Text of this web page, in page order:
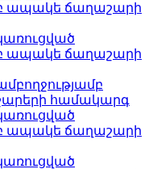
ապակե ճաղաշարի
ապակե ճաղաշարի
համակարգ
ապակե ճաղաշարի